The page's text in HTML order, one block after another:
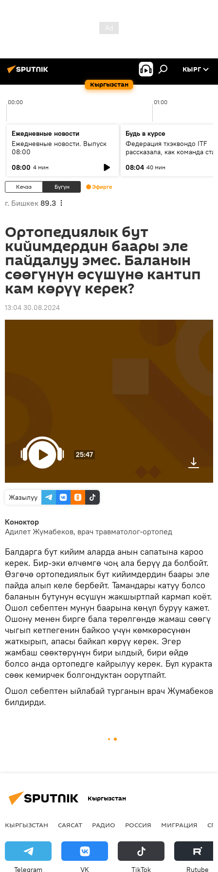
Кыргызстан
КЫРГ
00:00 01:00
Ежедневные новости
Ежедневные новости. Выпуск
08:00
08:00 4 мин
Будь в курсе
Федерация тхэквондо ITF
рассказала, как команда
08:04 40 мин
Кечээ Бүгүн Эфирге
г. Бишкек 89.3
Ортопедиялык бут
кийимдердин баары эле
пайдалуу эмес. Баланын
сөөгүнүн өсүшүнө кантип
кам көрүү керек?
13:04 30.08.2024
25:47
Жазылуу
Коноктор
Адилет Жумабеков, врач травматолог-ортопед
Балдарга бут кийим аларда анын сапатына кароо
керек. Бир-эки өлчөмгө чоң ала берүү да болбойт.
Өзгөчө ортопедиялык бут кийимдердин баары эле
пайда алып келе бербейт. Тамандары катуу болсо
баланын бутунун өсүшүн жакшыртпай кармап коёт.
Ошол себептен мунун баарына көңүл буруу кажет.
Ошону менен бирге бала төрөлгөндө жамаш сөөгү
чыгып кетпегенин байкоо үчүн көмкөрөсүнөн
жаткырып, апасы байкап көрүү керек. Эгер
жамбаш сөөктөрүнүн бири ылдый, бири өйдө
болсо анда ортопедге кайрылуу керек. Бул куракта
сөөк кемирчек болгондуктан оорутпайт.
Ошол себептен ыйлабай турганын врач Жумабеков
билдирди.
Кыргызстан
КЫРГЫЗСТАН САЯСАТ РАДИО РОССИЯ МИГРАЦИЯ
Telegram VK ТikТоk Rutube